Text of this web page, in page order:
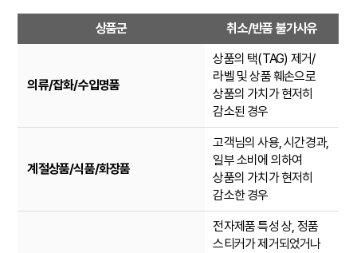
상품군 취소/반품 불가사유
의류/잡화/수입명품
상품의 택(TAG) 제거/
라벨 및 상품 훼손으로
상품의 가치가 현저히
감소된 경우
계절상품/식품/화장품
고객님의 사용, 시간경과,
일부 소비에 의하여
상품의 가치가 현저히
감소한 경우
전자제품 특성 상, 정품
스티커가 제거되었거나